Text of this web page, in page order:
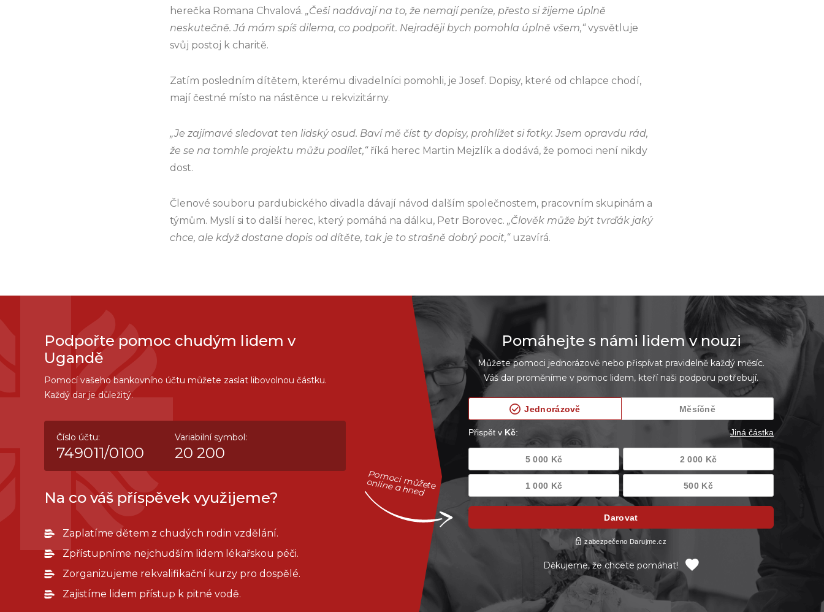
herečka Romana Chvalová. „Češi nadávají na to, že nemají peníze, přesto si žijeme úplně
neskutečně. Já mám spíš dilema, co podpořit. Nejraději bych pomohla úplně všem,“vysvětluje
svůj postoj k charitě.
Zatím posledním dítětem, kterému divadelníci pomohli, je Josef. Dopisy, které od chlapce chodí,
mají čestné místo na nástěnce u rekvizitárny.
„Je zajímavé sledovat ten lidský osud. Baví mě číst ty dopisy, prohlížet si fotky. Jsem opravdu rád,
že se na tomhle projektu můžu podílet,“říká herec Martin Mejzlík a dodává, že pomoci není nikdy
dost.
Členové souboru pardubického divadla dávají návod dalším společnostem, pracovním skupinám a
týmům. Myslí si to další herec, který pomáhá na dálku, Petr Borovec. „Člověk může být tvrďák jaký
chce, ale když dostane dopis od dítěte, tak je to strašně dobrý pocit,“uzavírá.
Podpořte pomoc chudým lidem v
Ugandě
Pomocí vašeho bankovního účtu můžete zaslat libovolnou částku.
Každý dar je důležitý.
Číslo účtu:
749011/0100
Variabilní symbol:
20 200
Na co váš příspěvek využijeme?
Zaplatíme dětem z chudých rodin vzdělání.
Zpřístupníme nejchudším lidem lékařskou péči.
Zorganizujeme rekvalifikační kurzy pro dospělé.
Zajistíme lidem přístup k pitné vodě.
Pomáhejte s námi lidem v nouzi
Můžete pomoci jednorázově nebo přispívat pravidelně každý měsíc.
Váš dar proměníme v pomoc lidem, kteří naši podporu potřebují.
Děkujeme, že chcete pomáhat!
Pomoci můžete
online a hned